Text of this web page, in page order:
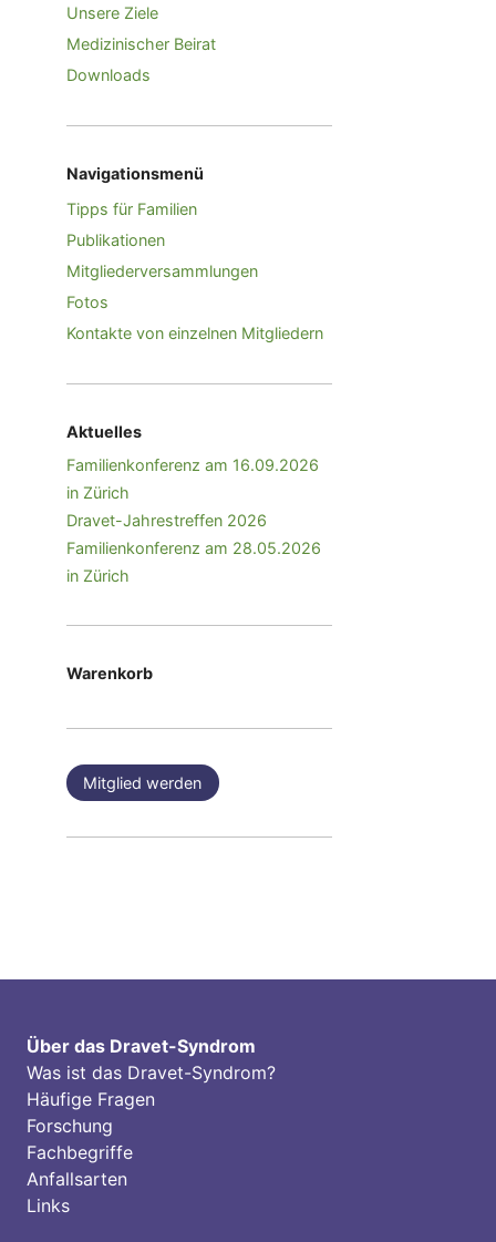
Unsere Ziele
Medizinischer Beirat
Downloads
Navigationsmenü
Tipps für Familien
Publikationen
Mitgliederversammlungen
Fotos
Kontakte von einzelnen Mitgliedern
Aktuelles
Familienkonferenz am 16.09.2026
in Zürich
Dravet-Jahrestreffen 2026
Familienkonferenz am 28.05.2026
in Zürich
Warenkorb
Mitglied werden
Über das Dravet-Syndrom
Was ist das Dravet-Syndrom?
Häufige Fragen
Forschung
Fachbegriffe
Anfallsarten
Links